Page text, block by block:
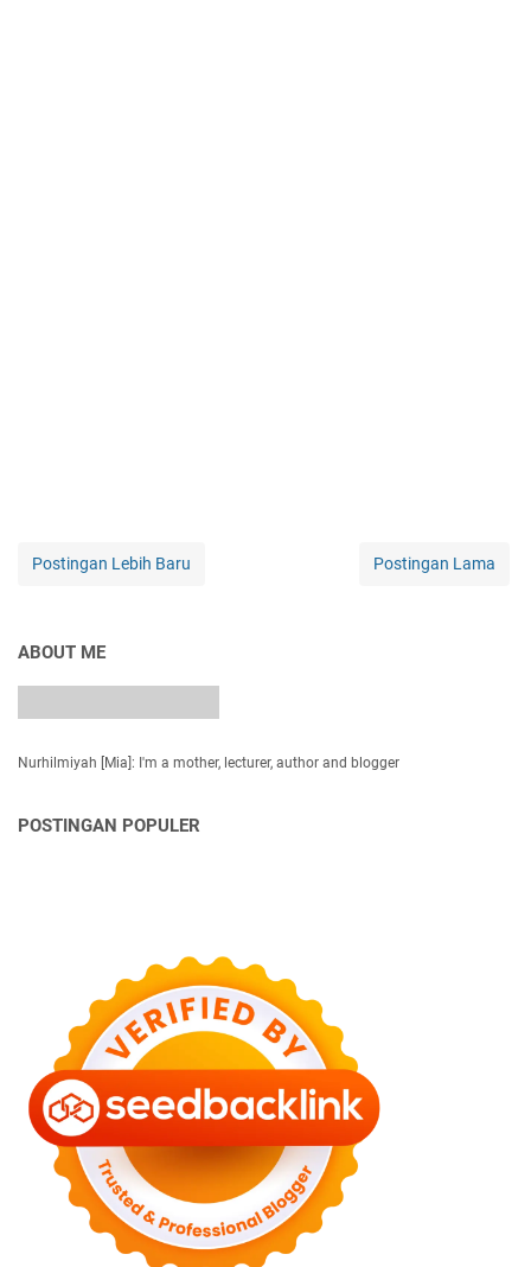
Postingan Lebih Baru Postingan Lama
ABOUT ME
Nurhilmiyah [Mia]: I'm a mother, lecturer, author and blogger
POSTINGAN POPULER